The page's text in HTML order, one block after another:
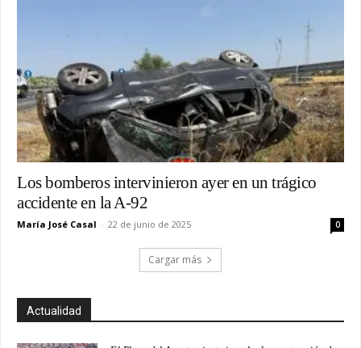
Los bomberos intervinieron ayer en un trágico
accidente en la A-92
María José Casal - 22 de junio de 2025 0
Cargar más
Actualidad